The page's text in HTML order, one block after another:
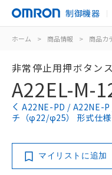
制御機器
ホーム > 商品情報 > 商品カ
非常停止用押ボタン
A22EL-M-
A22NE-PD / A22NE-P
チ（φ22/φ25） 形式仕
マイリストに追加